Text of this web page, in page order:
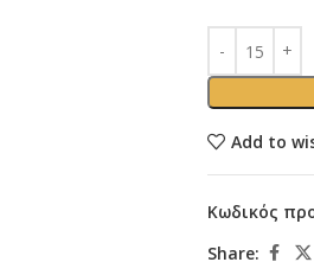
Add to
Κωδικός
Share: